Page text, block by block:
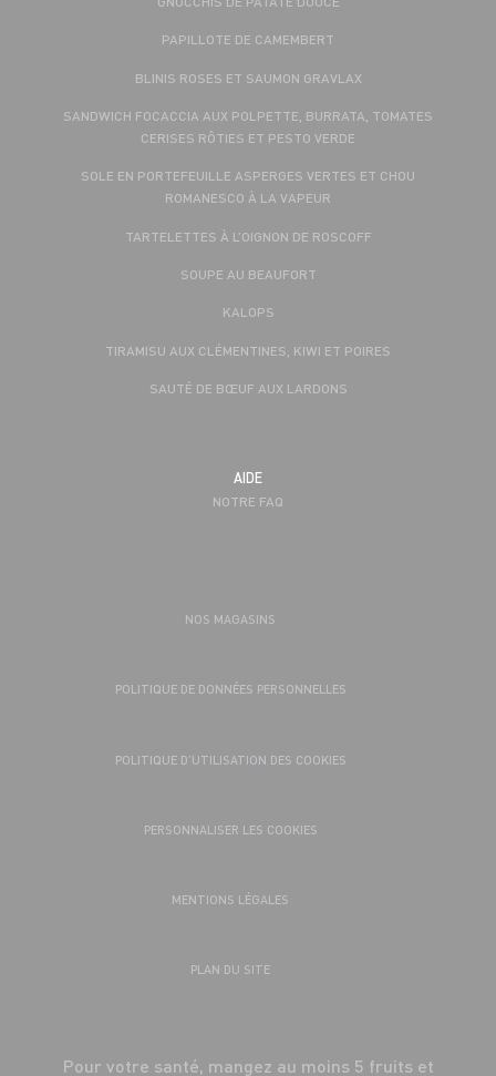
PAPILLOTE DE CAMEMBERT
BLINIS ROSES ET SAUMON GRAVLAX
SANDWICH FOCACCIA AUX POLPETTE, BURRATA, TOMATES
CERISES RÔTIES ET PESTO VERDE
SOLE EN PORTEFEUILLE ASPERGES VERTES ET CHOU
ROMANESCO À LA VAPEUR
TARTELETTES À L’OIGNON DE ROSCOFF
SOUPE AU BEAUFORT
KALOPS
TIRAMISU AUX CLÉMENTINES, KIWI ET POIRES
SAUTÉ DE BŒUF AUX LARDONS
AIDE
NOTRE FAQ
NOS MAGASINS
POLITIQUE DE DONNÉES PERSONNELLES
POLITIQUE D’UTILISATION DES COOKIES
PERSONNALISER LES COOKIES
MENTIONS LÉGALES
PLAN DU SITE
Pour votre santé, mangez au moins 5 fruits et